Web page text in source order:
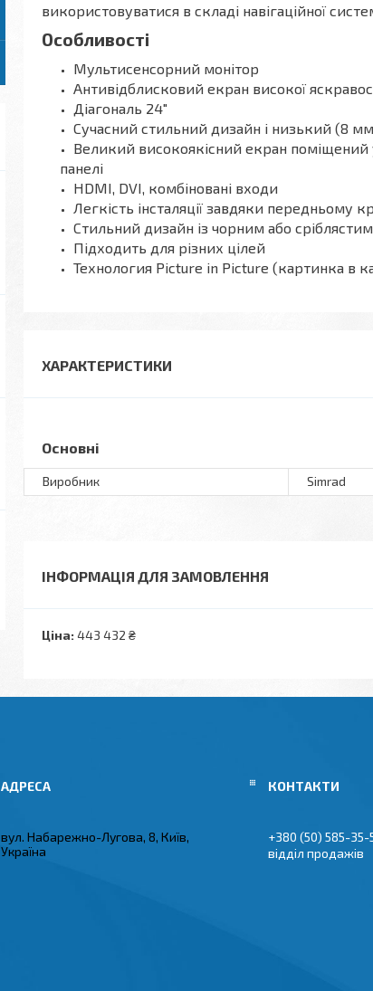
використовуватися в складі навігаційної
Особливості
Мультисенсорний монітор
Антивідблисковий екран високої
Діагональ 24"
Сучасний стильний дизайн і низький (8
Великий високоякісний екран поміщений
панелі
HDMI, DVI, комбіновані входи
Легкість інсталяції завдяки передньому
Стильний дизайн із чорним або
Підходить для різних цілей
Технология Picture in Picture (картинка в
ХАРАКТЕРИСТИКИ
Основні
Виробник Simrad
ІНФОРМАЦІЯ ДЛЯ ЗАМОВЛЕННЯ
Ціна: 443 432 ₴
вул. Набарежно-Лугова, 8, Київ,
Україна
+380 (50) 585-35-
відділ продажів